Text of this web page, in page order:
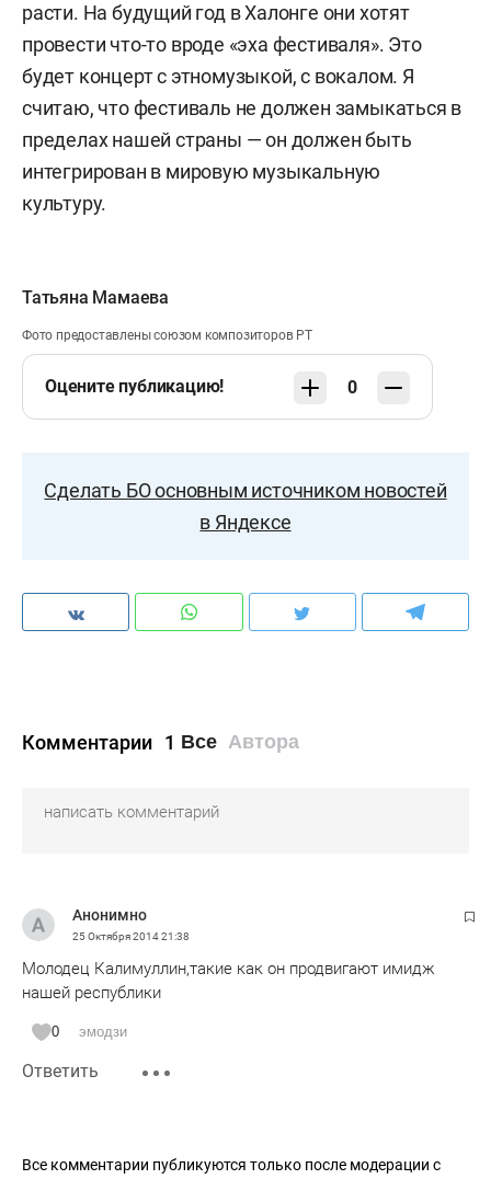
расти. На будущий год в Халонге они хотят
провести что-то вроде «эха фестиваля». Это
будет концерт с этномузыкой, с вокалом. Я
считаю, что фестиваль не должен замыкаться в
пределах нашей страны — он должен быть
интегрирован в мировую музыкальную
культуру.
Татьяна Мамаева
Фото предоставлены союзом композиторов РТ
Оцените публикацию! 0
Сделать БО основным источником новостей
в Яндексе
Комментарии 1 Все Автора
Анонимно
25 Октября 201421:38
Молодец Калимуллин,такие как он продвигают имидж
нашей республики
0 эмодзи
Ответить
Все комментарии публикуются только после модерации с